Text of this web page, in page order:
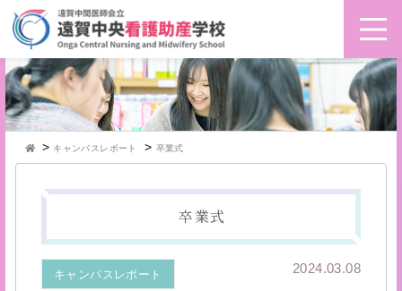
> キャンパスレポート > 卒業式
卒業式
キャンパスレポート 2024.03.08